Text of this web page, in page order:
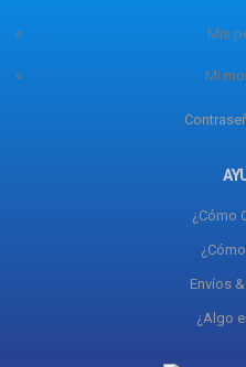
Mis
Mi
¿Cómo
Envíos
¿Algo